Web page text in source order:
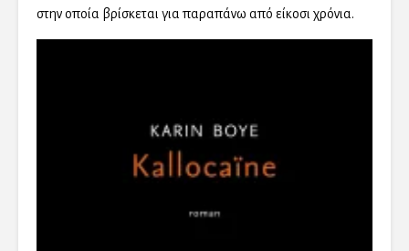
στην οποία βρίσκεται για παραπάνω από είκοσι χρόνια.